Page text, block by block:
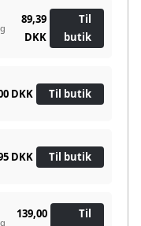
89,39
DKK
Til
butik
DKK Til butik
DKK Til butik
139,00
Til